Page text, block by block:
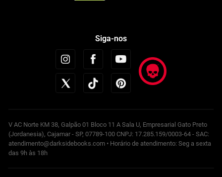
Siga-nos
V AC Norte KM 38, Galpão 01 Bloco 11 A Sala U, Empresarial Gato Preto
(Jordanesia), Cajamar - SP, 07789-100 CNPJ: 17.285.159/0003-64 - SAC:
atendimento@darksidebooks.com • Horário de atendimento: Seg a sexta
das 9h às 18h